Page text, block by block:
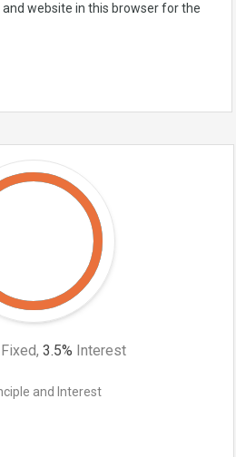
website in this browser for the
3.5% Interest
and Interest